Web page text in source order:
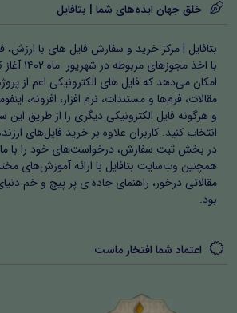
خلق جهان ایده‌های شما | بتافایل
بتافایل | مرکز خرید و سفارش فایل های با ارزش،
با اخذ
امکان می‌دهد که فایل های الکترونیکی اعم از
مقالات، فرم‌ها و مستندات، نرم افزار، افزونه،
و هرگونه فایل الکترونیکی دیگری را از طریق این
انتخاب کنید. کاربران علاوه بر خرید فایل‌های
در بخش ثبت سفارش، درخواست‌های خود را با ما
همچنین وب‌سایت بتافایل با ارائه آموزش‌های
مقالاتی درخور، راهنمای جاده ی پر پیچ و خم
بود.
اعتماد شما افتخار ماست